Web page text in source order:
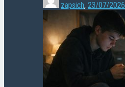
zapsich, 23/07/2026